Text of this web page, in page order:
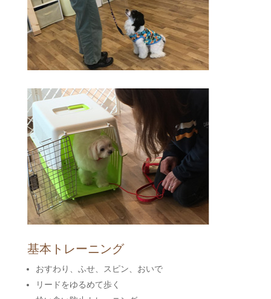
基本トレーニング
おすわり、ふせ、スピン、おいで
リードをゆるめて歩く